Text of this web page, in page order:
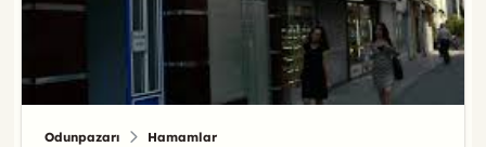
Odunpazarı Hamamlar